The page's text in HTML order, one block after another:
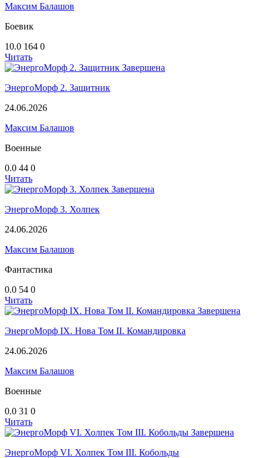
Максим Балашов
Боевик
10.0 164 0
Читать
Завершена
ЭнергоМорф 2. Защитник
24.06.2026
Максим Балашов
Военные
0.0 44 0
Читать
Завершена
ЭнергоМорф 3. Холпек
24.06.2026
Максим Балашов
Фантастика
0.0 54 0
Читать
Завершена
ЭнергоМорф IX. Нова Том II. Командировка
24.06.2026
Максим Балашов
Военные
0.0 31 0
Читать
Завершена
ЭнергоМорф VI. Холпек Том III. Кобольды